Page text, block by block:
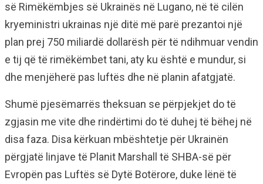
së Rimëkëmbjes së Ukrainës në Lugano, në të cilën
kryeministri ukrainas një ditë më parë prezantoi një
plan prej 750 miliardë dollarësh për të ndihmuar vendin
e tij që të rimëkëmbet tani, aty ku është e mundur, si
dhe menjëherë pas luftës dhe në planin afatgjatë.
Shumë pjesëmarrës theksuan se përpjekjet do të
zgjasin me vite dhe rindërtimi do të duhej të bëhej në
disa faza. Disa kërkuan mbështetje për Ukrainën
përgjatë linjave të Planit Marshall të SHBA-së për
Evropën pas Luftës së Dytë Botërore, duke lënë të